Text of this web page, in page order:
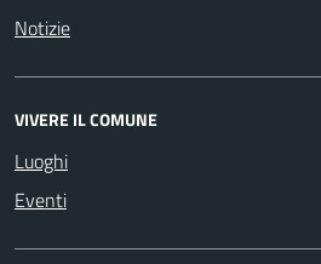
Notizie
VIVERE IL COMUNE
Luoghi
Eventi